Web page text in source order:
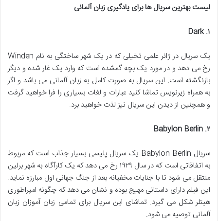
لیست بهترین سریال ها برای یادگیری زبان آلمانی
۱. Dark
یک سریال در ژانر علمی تخیلی که در یک شهر ساختگی به نام Winden
رخ می دهد و در مورد یک بچه گمشده است که وارد یک غار شده و دیگر
بازنگشته است. این سریال به صورت کامل به زبان آلمانی می باشد و اگر
به همراه زیرنویس تماشا کنید عبارات و لغات بسیاری را فرا خواهید گرفت
و همچنین از دیدن این سریال نیز لذت خواهید برد.
۲. Babylon Berlin
سریال Babylon Berlin یک سریال پلیسی بسیار جذاب است که مربوط
به اتفاقاتی است که در سال ۱۹۲۹ رخ می دهد که یک کارآگاه به شهر برلین
منتقل می شود تا با جنایات مخفیانه بعد از جنگ جهانی اول مبارزه نماید.
این فیلم دارای داستانی مهیج بوده و نشان می دهد که چگونه امپراطوری
هیتلر شکل می گیرد. تماشای این سریال برای تمامی زبان آموزان زبان
آلمانی توصیه می شود.